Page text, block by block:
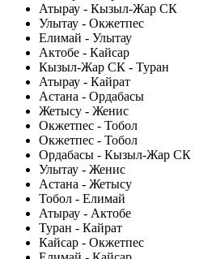
Атырау - Кызыл-Жар СК
Улытау - Окжетпес
Елимай - Улытау
Актобе - Кайсар
Кызыл-Жар СК - Туран
Атырау - Кайрат
Астана - Ордабасы
Жетысу - Женис
Окжетпес - Тобол
Окжетпес - Тобол
Ордабасы - Кызыл-Жар СК
Улытау - Женис
Астана - Жетысу
Тобол - Елимай
Атырау - Актобе
Туран - Кайрат
Кайсар - Окжетпес